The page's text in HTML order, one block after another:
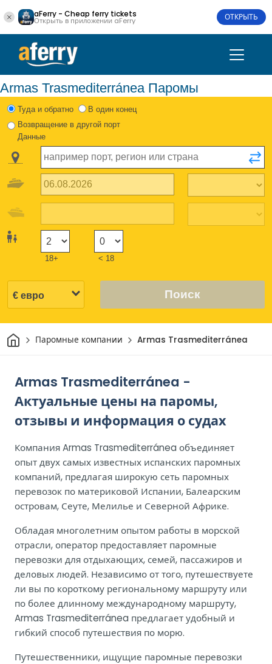
aFerry - Cheap ferry tickets
Открыть в приложении aFerry ОТКРЫТЬ
Armas Trasmediterránea Паромы
Туда и обратно
В один конец
Возвращение в другой порт
Данные
18+ < 18
Поиск
ДомПаромные компании Armas Trasmediterránea
Armas Trasmediterránea -
Актуальные цены на паромы,
отзывы и информация о судах
Компания Armas Trasmediterránea объединяет
опыт двух самых известных испанских паромных
компаний, предлагая широкую сеть паромных
перевозок по материковой Испании, Балеарским
островам, Сеуте, Мелилье и Северной Африке.
Обладая многолетним опытом работы в морской
отрасли, оператор предоставляет паромные
перевозки для отдыхающих, семей, пассажиров и
деловых людей. Независимо от того, путешествуете
ли вы по короткому региональному маршруту или
по более длинному международному маршруту,
Armas Trasmediterránea предлагает удобный и
гибкий способ путешествия по морю.
Путешественники, ищущие паромные перевозки